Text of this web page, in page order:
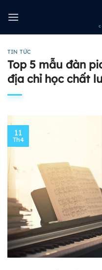
qua
TIN TỨC
Top 5 mẫu đàn
địa chỉ học chất
11
Th4